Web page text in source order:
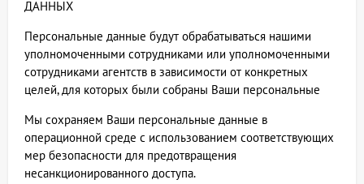
ДАННЫХ
Персональные данные будут обрабатываться нашими
уполномоченными сотрудниками или уполномоченными
сотрудниками агентств в зависимости от конкретных
целей, для которых были собраны Ваши персональные
Мы сохраняем Ваши персональные данные в
операционной среде с использованием соответствующих
мер безопасности для предотвращения
несанкционированного доступа.